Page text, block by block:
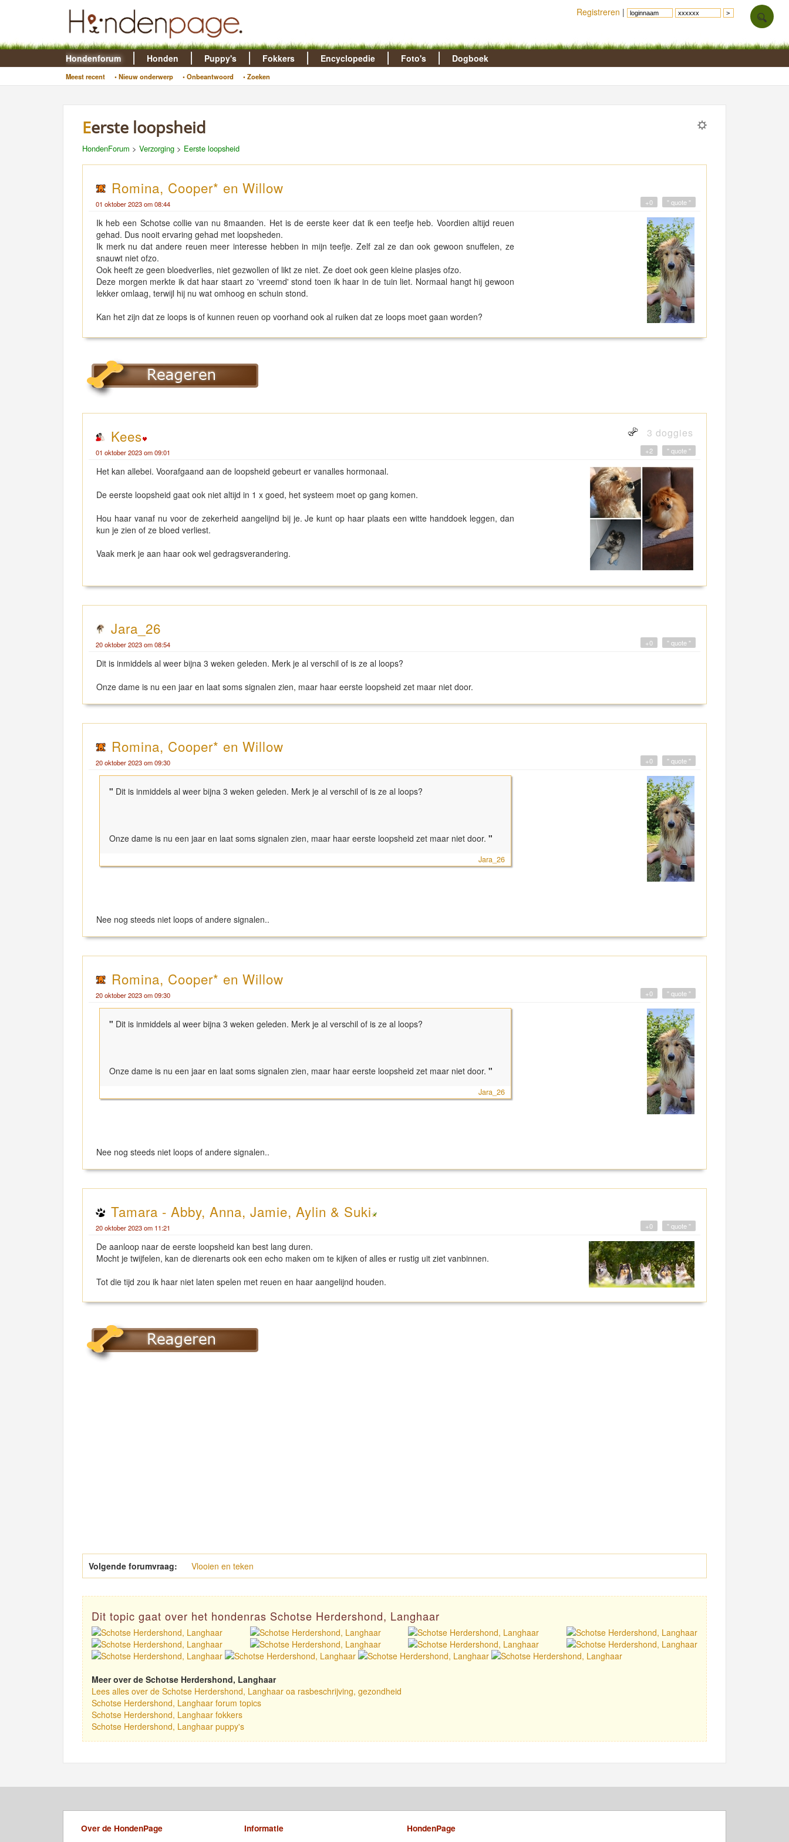
Hondenforum
Meest recent • Nieuw onderwerp • Onbeantwoord • Zoeken
Honden Puppy's Fokkers Encyclopedie Foto's Dogboek
Eerste loopsheid
HondenForum > Verzorging > Eerste loopsheid
Romina, Cooper* en Willow
01 oktober 2023 om 08:44 " quote "
+0
Ik heb een Schotse collie van nu 8maanden. Het is de eerste keer dat ik een teefje heb. Voordien altijd reuen
gehad. Dus nooit ervaring gehad met loopsheden.
Ik merk nu dat andere reuen meer interesse hebben in mijn teefje. Zelf zal ze dan ook gewoon snuffelen, ze
snauwt niet ofzo.
Ook heeft ze geen bloedverlies, niet gezwollen of likt ze niet. Ze doet ook geen kleine plasjes ofzo.
Deze morgen merkte ik dat haar staart zo 'vreemd' stond toen ik haar in de tuin liet. Normaal hangt hij gewoon
lekker omlaag, terwijl hij nu wat omhoog en schuin stond.
Kan het zijn dat ze loops is of kunnen reuen op voorhand ook al ruiken dat ze loops moet gaan worden?
Kees 3 doggies
01 oktober 2023 om 09:01 " quote "
+2
Het kan allebei. Voorafgaand aan de loopsheid gebeurt er vanalles hormonaal.
De eerste loopsheid gaat ook niet altijd in 1 x goed, het systeem moet op gang komen.
Hou haar vanaf nu voor de zekerheid aangelijnd bij je. Je kunt op haar plaats een witte handdoek leggen, dan
kun je zien of ze bloed verliest.
Vaak merk je aan haar ook wel gedragsverandering.
Jara_26
20 oktober 2023 om 08:54 " quote "
+0
Dit is inmiddels al weer bijna 3 weken geleden. Merk je al verschil of is ze al loops?
Onze dame is nu een jaar en laat soms signalen zien, maar haar eerste loopsheid zet maar niet door.
Romina, Cooper* en Willow
20 oktober 2023 om 09:30 " quote "
+0
" Dit is inmiddels al weer bijna 3 weken geleden. Merk je al verschil of is ze al loops?
Onze dame is nu een jaar en laat soms signalen zien, maar haar eerste loopsheid zet maar niet door. "
Jara_26
Nee nog steeds niet loops of andere signalen..
Romina, Cooper* en Willow
20 oktober 2023 om 09:30 " quote "
+0
" Dit is inmiddels al weer bijna 3 weken geleden. Merk je al verschil of is ze al loops?
Onze dame is nu een jaar en laat soms signalen zien, maar haar eerste loopsheid zet maar niet door. "
Jara_26
Nee nog steeds niet loops of andere signalen..
Tamara - Abby, Anna, Jamie, Aylin & Suki
20 oktober 2023 om 11:21 " quote "
+0
De aanloop naar de eerste loopsheid kan best lang duren.
Mocht je twijfelen, kan de dierenarts ook een echo maken om te kijken of alles er rustig uit ziet vanbinnen.
Tot die tijd zou ik haar niet laten spelen met reuen en haar aangelijnd houden.
Volgende forumvraag: Vlooien en teken
Dit topic gaat over het hondenras Schotse Herdershond, Langhaar
Meer over de Schotse Herdershond, Langhaar
Lees alles over de Schotse Herdershond, Langhaar oa rasbeschrijving, gezondheid
Schotse Herdershond, Langhaar forum topics
Schotse Herdershond, Langhaar fokkers
Schotse Herdershond, Langhaar puppy's
Registreren |
Over de HondenPage Informatie HondenPage